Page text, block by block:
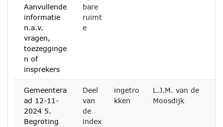
Aanvullende
informatie
n.a.v.
vragen,
toezegginge
n of
insprekers
bare
ruimt
e
Gemeentera
ad 12-11-
2024 5.
Begroting
Deel
van
de
index
ingetro
kken
L.J.M. van de
Moosdijk